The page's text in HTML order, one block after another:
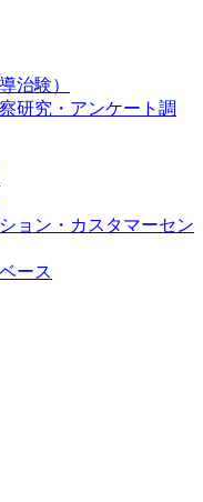
治験）
研究・アンケート調
ョン・カスタマーセン
ース